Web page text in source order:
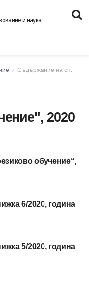
и наука
Съдържание на сп.
2020
обучение“,
6/2020, година
5/2020, година